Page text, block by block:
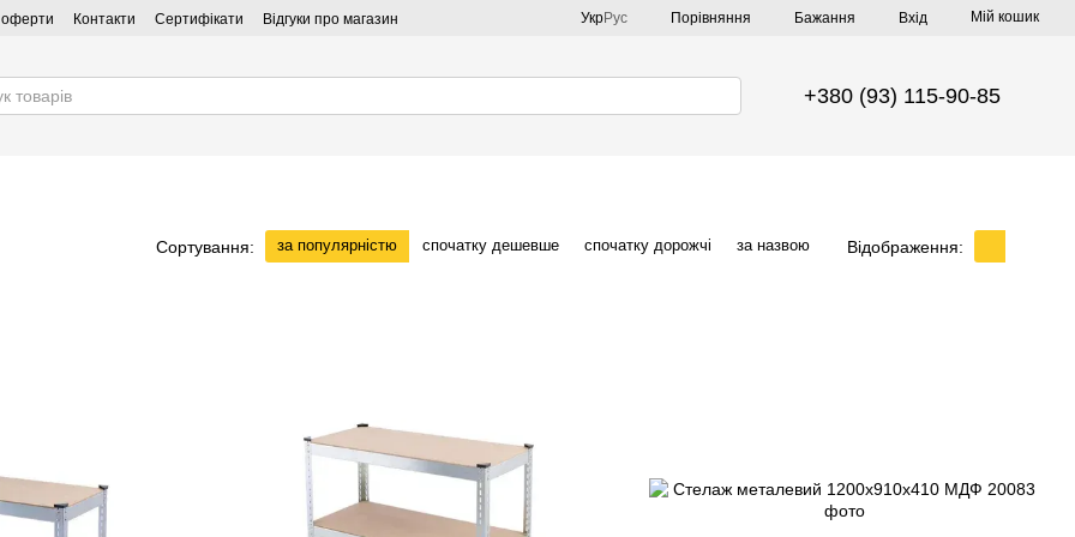
оферти Контакти Сертифікати Відгуки про магазин УкрРус Порівняння Бажання Вхід Мій кошик
+380 (93) 115-90-85
Сортування: за популярністю спочатку дешевше спочатку дорожчі за назвою Відображення: